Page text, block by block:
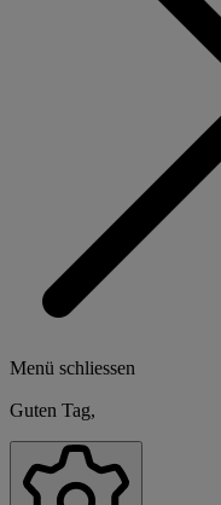
Menü schliessen
Guten Tag,